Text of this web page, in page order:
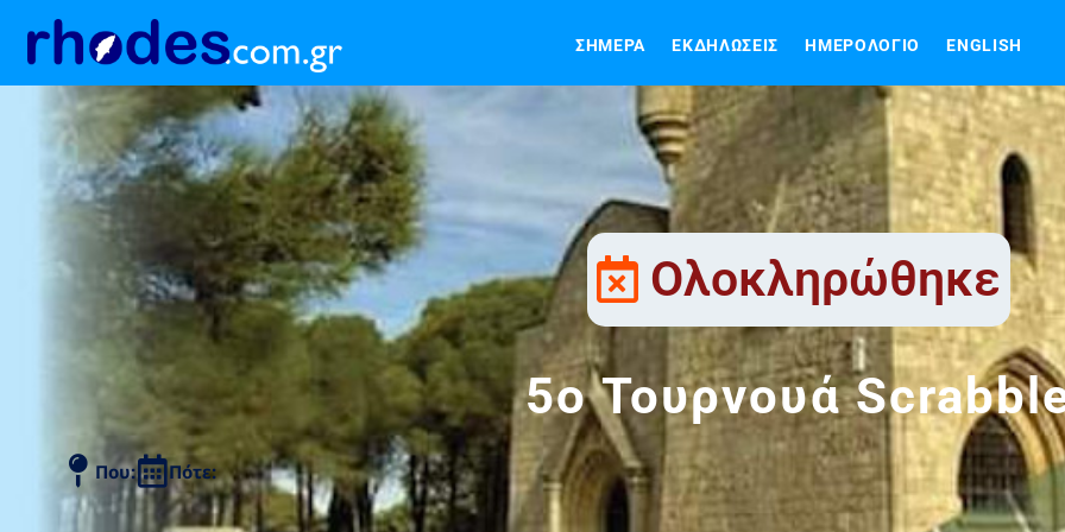
ΣΉΜΕΡΑ ΕΚΔΗΛΏΣΕΙΣ ΗΜΕΡΟΛΌΓΙΟ ENGLISH
Ολοκληρώθηκε
5ο Τουρνουά
Που: Πότε: